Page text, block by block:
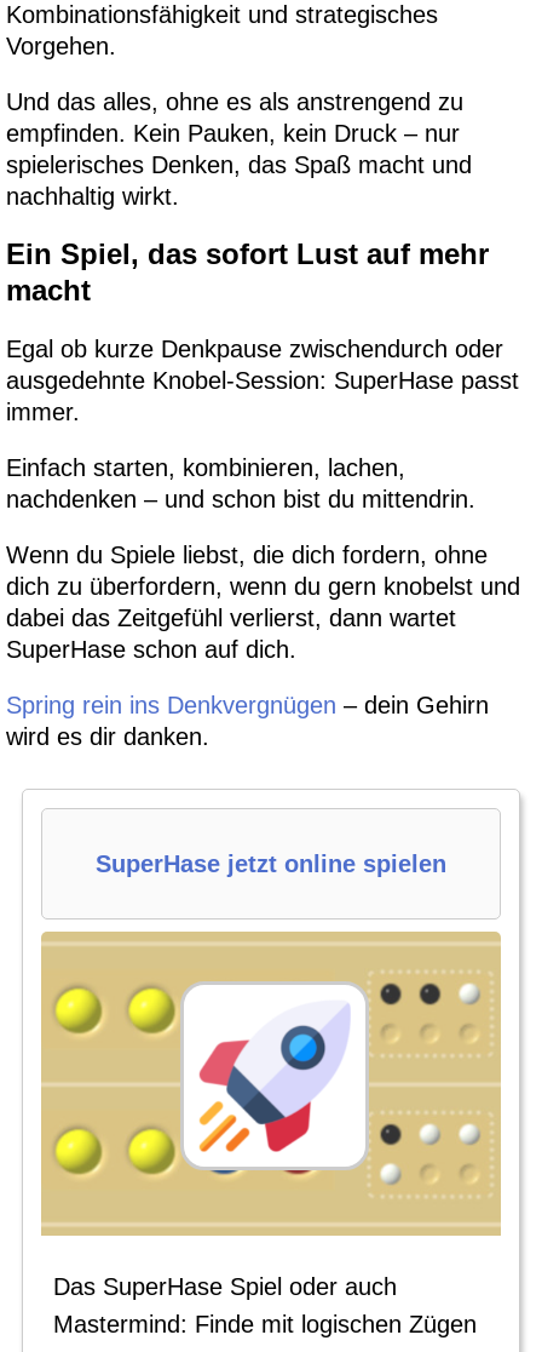
Kombinationsfähigkeit und strategisches
Vorgehen.
Und das alles, ohne es als anstrengend zu
empfinden. Kein Pauken, kein Druck – nur
spielerisches Denken, das Spaß macht und
nachhaltig wirkt.
Ein Spiel, das sofort Lust auf mehr
macht
Egal ob kurze Denkpause zwischendurch oder
ausgedehnte Knobel-Session: SuperHase passt
immer.
Einfach starten, kombinieren, lachen,
nachdenken – und schon bist du mittendrin.
Wenn du Spiele liebst, die dich fordern, ohne
dich zu überfordern, wenn du gern knobelst und
dabei das Zeitgefühl verlierst, dann wartet
SuperHase schon auf dich.
Spring rein ins Denkvergnügen – dein Gehirn
wird es dir danken.
SuperHase jetzt online spielen
Das SuperHase Spiel oder auch
Mastermind: Finde mit logischen Zügen